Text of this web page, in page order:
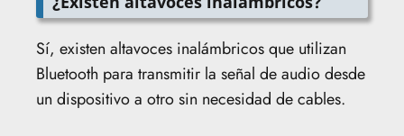
Sí, existen altavoces inalámbricos que utilizan
Bluetooth para transmitir la señal de audio desde
un dispositivo a otro sin necesidad de cables.